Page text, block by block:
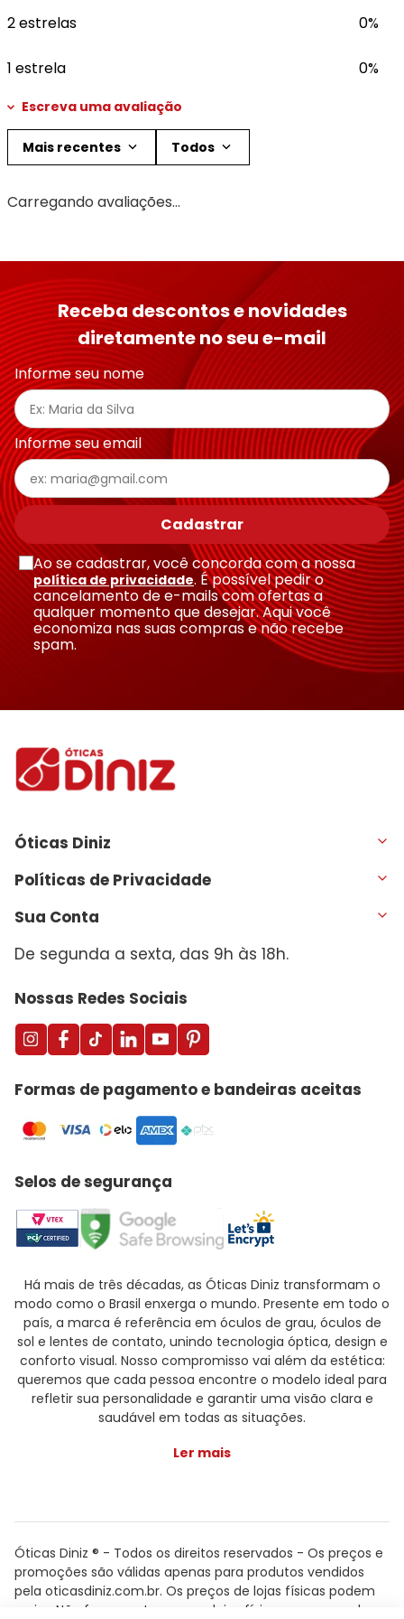
2 estrelas 0%
1 estrela 0%
Escreva uma avaliação
Título
Avalie o produto de 1 a 5 estrelas
★★★★★
Seu nome
Endereço de email
Escreva uma avaliação
Enviar avaliação
Mais recentes Todos
Carregando avaliações…
Receba descontos e novidades
diretamente no seu e-mail
Informe seu nome
Informe seu email
Cadastrar
Ao se cadastrar, você concorda com a nossa
política de privacidade. É possível pedir o
cancelamento de e-mails com ofertas a
qualquer momento que desejar. Aqui você
economiza nas suas compras e não recebe
spam.
Óticas Diniz
Políticas de Privacidade
Sua Conta
De segunda a sexta, das 9h às 18h.
Nossas Redes Sociais
Formas de pagamento e bandeiras aceitas
Selos de segurança
Há mais de três décadas, as Óticas Diniz transformam o
modo como o Brasil enxerga o mundo. Presente em todo o
país, a marca é referência em óculos de grau, óculos de
sol e lentes de contato, unindo tecnologia óptica, design e
conforto visual. Nosso compromisso vai além da estética:
queremos que cada pessoa encontre o modelo ideal para
refletir sua personalidade e garantir uma visão clara e
saudável em todas as situações.
Ler mais
Óticas Diniz ® - Todos os direitos reservados - Os preços e
promoções são válidas apenas para produtos vendidos
pela oticasdiniz.com.br. Os preços de lojas físicas podem
variar. Não fazemos trocas em lojas físicas, apenas pelo